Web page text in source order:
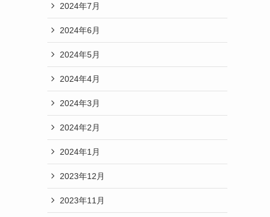
2024年7月
2024年6月
2024年5月
2024年4月
2024年3月
2024年2月
2024年1月
2023年12月
2023年11月